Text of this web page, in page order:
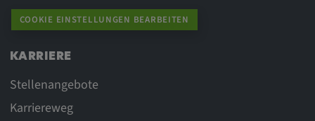
COOKIE EINSTELLUNGEN BEARBEITEN
KARRIERE
Stellenangebote
Karriereweg